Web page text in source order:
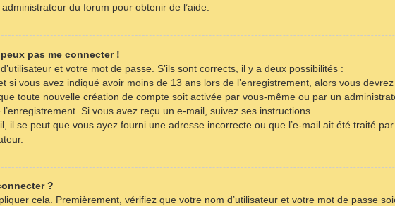
du forum pour obtenir de l’aide.
pas me connecter !
et votre mot de passe. S’ils sont corrects, il y a deux possibilités :
si vous avez indiqué avoir moins de 13 ans lors de l’enregistrement, alors vous
toute nouvelle création de compte soit activée par vous-même ou par un
Si vous avez reçu un e-mail, suivez ses instructions.
il se peut que vous ayez fourni une adresse incorrecte ou que l’e-mail ait été traité
?
cela. Premièrement, vérifiez que votre nom d’utilisateur et votre mot de passe